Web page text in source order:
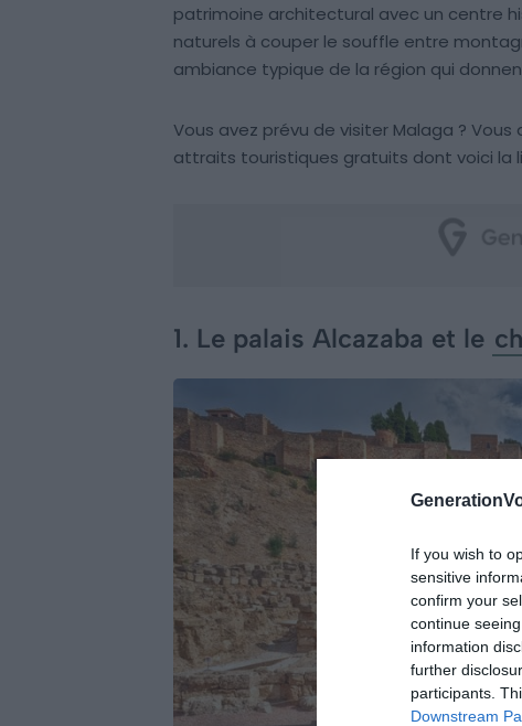
If you wish to
sensitive
confirm your
continue
information
further
participants.
Downstream
patrimoine architectural avec un centre
naturels à couper le souffle entre
ambiance typique de la région qui
Vous avez prévu de visiter Malaga ?
attraits touristiques gratuits dont voici la
1. Le palais Alcazaba et le